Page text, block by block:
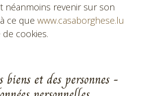
néanmoins revenir sur son
ce que www.casaborghese.lu
cookies.
biens et des personnes -